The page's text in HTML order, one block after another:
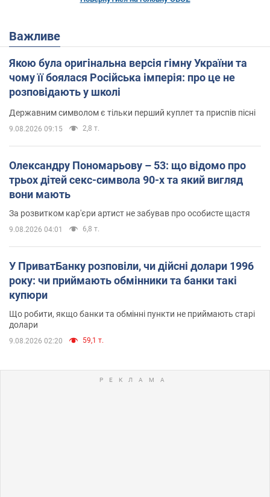
Важливе
Якою була оригінальна версія гімну України та
чому її боялася Російська імперія: про це не
розповідають у школі
Державним символом є тільки перший куплет та приспів пісні
9.08.2026 09:15 2,8 т.
Олександру Пономарьову – 53: що відомо про
трьох дітей секс-символа 90-х та який вигляд
вони мають
За розвитком кар'єри артист не забував про особисте щастя
9.08.2026 04:01 6,8 т.
У ПриватБанку розповіли, чи дійсні долари 1996
року: чи приймають обмінники та банки такі
купюри
Що робити, якщо банки та обмінні пункти не приймають старі
долари
9.08.2026 02:20 59,1 т.